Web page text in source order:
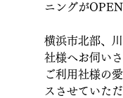
ニングがOPEN
横浜市北部、
社様へお伺い
ご利用社様の
スさせていただ